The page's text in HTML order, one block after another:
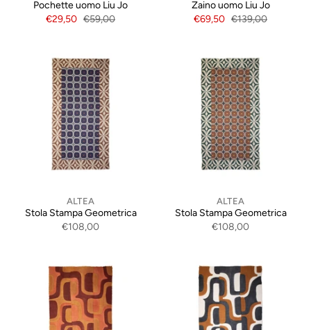
Pochette uomo Liu Jo
€29,50 €59,00
Zaino uomo Liu Jo
€69,50 €139,00
ALTEA
Stola Stampa Geometrica
€108,00
ALTEA
Stola Stampa Geometrica
€108,00